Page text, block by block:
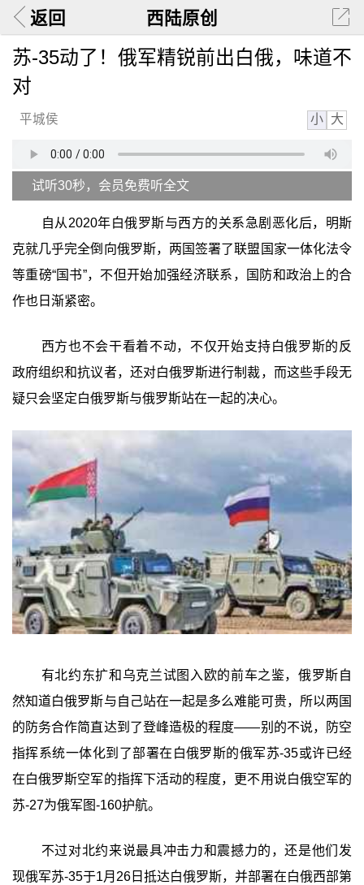
返回 西陆原创
苏-35动了！俄军精锐前出白俄，味道不
对
平城侯 小 大
试听30秒，会员免费听全文
自从2020年白俄罗斯与西方的关系急剧恶化后，明斯
克就几乎完全倒向俄罗斯，两国签署了联盟国家一体化法令
等重磅“国书”，不但开始加强经济联系，国防和政治上的合
作也日渐紧密。
西方也不会干看着不动，不仅开始支持白俄罗斯的反
政府组织和抗议者，还对白俄罗斯进行制裁，而这些手段无
疑只会坚定白俄罗斯与俄罗斯站在一起的决心。
有北约东扩和乌克兰试图入欧的前车之鉴，俄罗斯自
然知道白俄罗斯与自己站在一起是多么难能可贵，所以两国
的防务合作简直达到了登峰造极的程度——别的不说，防空
指挥系统一体化到了部署在白俄罗斯的俄军苏-35或许已经
在白俄罗斯空军的指挥下活动的程度，更不用说白俄空军的
苏-27为俄军图-160护航。
不过对北约来说最具冲击力和震撼力的，还是他们发
现俄军苏-35于1月26日抵达白俄罗斯，并部署在白俄西部第